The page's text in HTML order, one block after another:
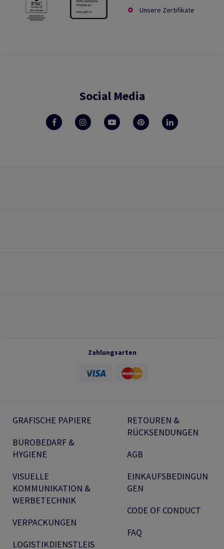
Unsere Zertifikate
Social Media
Zahlungsarten
GRAFISCHE PAPIERE
BÜROBEDARF &
HYGIENE
VISUELLE
KOMMUNIKATION &
WERBETECHNIK
VERPACKUNGEN
LOGISTIKDIENSTLEIS
RETOUREN &
RÜCKSENDUNGEN
AGB
EINKAUFSBEDINGUN
GEN
CODE OF CONDUCT
FAQ